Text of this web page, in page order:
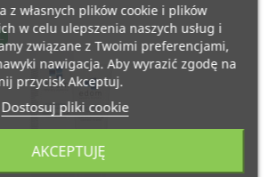
z własnych plików cookie i plików
w celu ulepszenia naszych usług i
związane z Twoimi preferencjami,
nawigacja. Aby wyrazić zgodę na
przycisk Akceptuj.
Dostosuj pliki cookie
AKCEPTUJĘ